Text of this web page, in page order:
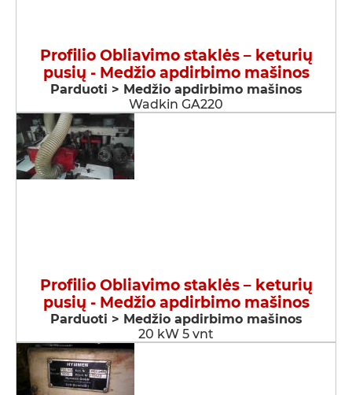
Profilio Obliavimo staklės – keturių
pusių - Medžio apdirbimo mašinos
Parduoti > Medžio apdirbimo mašinos
Wadkin GA220
Profilio Obliavimo staklės – keturių
pusių - Medžio apdirbimo mašinos
Parduoti > Medžio apdirbimo mašinos
20 kW 5 vnt